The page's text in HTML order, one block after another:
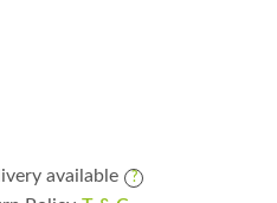
available